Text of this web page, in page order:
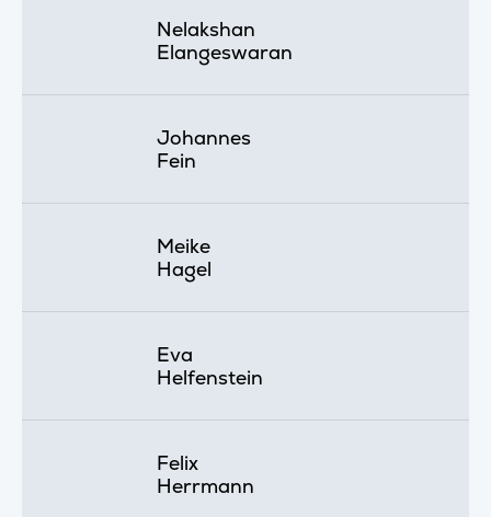
Nelakshan
Elangeswaran
Johannes
Fein
Meike
Hagel
Eva
Helfenstein
Felix
Herrmann